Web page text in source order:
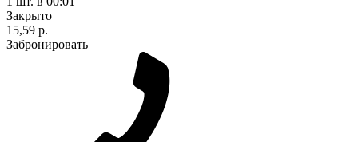
Закрыто
15,59 р.
Забронировать